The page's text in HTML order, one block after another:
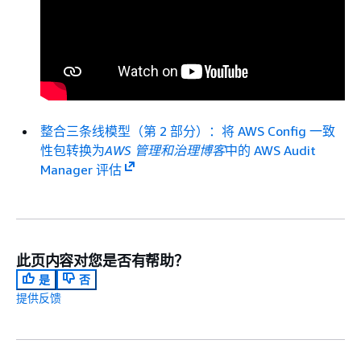
整合三条线模型（第 2 部分）：将 AWS Config 一致
性包转换为AWS 管理和治理博客中的 AWS Audit
Manager 评估
此页内容对您是否有帮助？
是
否
提供反馈